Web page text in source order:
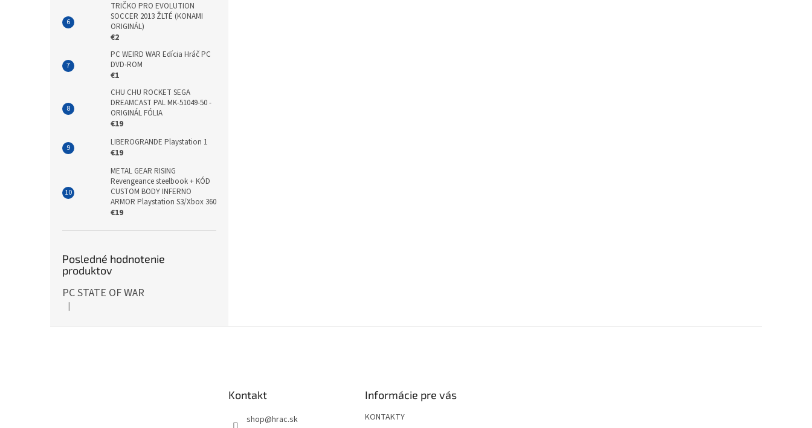
TRIČKO PRO EVOLUTION
SOCCER 2013 ŽLTÉ (KONAMI
ORIGINÁL)
€2
PC WEIRD WAR Edícia Hráč PC
DVD-ROM
€1
CHU CHU ROCKET SEGA
DREAMCAST PAL MK-51049-50 -
ORIGINÁL FÓLIA
€19
LIBEROGRANDE Playstation 1
€19
METAL GEAR RISING
Revengeance steelbook + KÓD
CUSTOM BODY INFERNO
ARMOR Playstation S3/Xbox 360
€19
Posledné hodnotenie
produktov
PC STATE OF WAR
Hodnotenie produktu je 5 z 5 hviezdičiek.
|
Kontakt
shop@hrac.sk
Informácie pre vás
KONTAKTY